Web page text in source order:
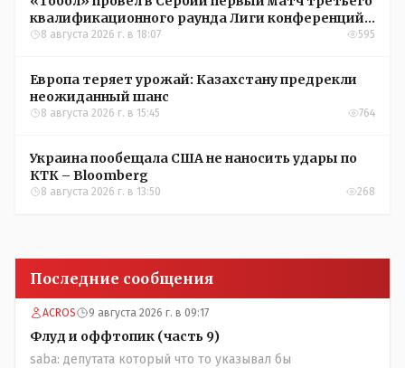
квалификационного раунда Лиги конференций
УЕФА
8 августа 2026 г. в 18:07 595
Европа теряет урожай: Казахстану предрекли
неожиданный шанс
8 августа 2026 г. в 15:45 764
Украина пообещала США не наносить удары по
КТК – Bloomberg
8 августа 2026 г. в 13:50 268
Последние сообщения
ACROS 9 августа 2026 г. в 09:17
Флуд и оффтопик (часть 9)
saba: депутата который что то указывал бы